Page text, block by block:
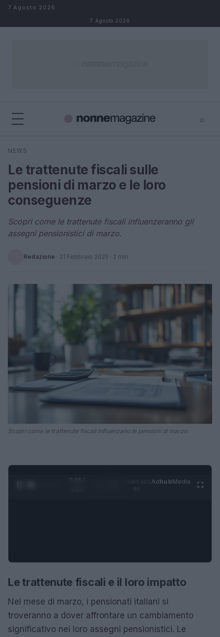
Salta al contenuto
7 Agosto 2026
7 Agosto 2026
⌕
Cerca
NEWS
Le trattenute fiscali sulle
pensioni di marzo e le loro
conseguenze
Scopri come le trattenute fiscali influenzeranno gli
assegni pensionistici di marzo.
Redazione · 21 Febbraio 2025 · 2 min
Scopri come le trattenute fiscali influenzano le pensioni di marzo.
0:26 /
AdhubMedia
Le trattenute fiscali e il loro impatto
Nel mese di marzo, i pensionati italiani si
troveranno a dover affrontare un cambiamento
significativo nei loro assegni pensionistici. Le